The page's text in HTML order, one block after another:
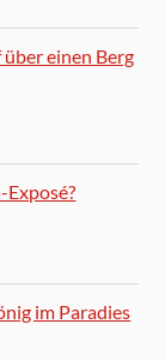
einen Berg
Exposé?
im Paradies